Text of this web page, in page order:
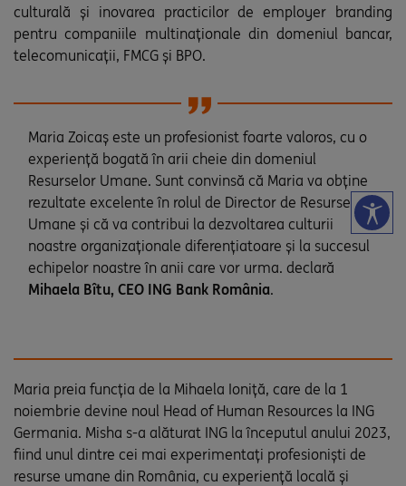
culturală și inovarea practicilor de employer branding
pentru companiile multinaționale din domeniul bancar,
telecomunicații, FMCG și BPO.
Maria Zoicaș este un profesionist foarte valoros, cu o
experiență bogată în arii cheie din domeniul
Resurselor Umane. Sunt convinsă că Maria va obține
rezultate excelente în rolul de Director de Resurse
Umane și că va contribui la dezvoltarea culturii
noastre organizaționale diferențiatoare și la succesul
echipelor noastre în anii care vor urma. declară
Mihaela Bîtu, CEO ING Bank România.
Maria preia funcția de la Mihaela Ioniţă, care de la 1
noiembrie devine noul Head of Human Resources la ING
Germania. Misha s-a alăturat ING la începutul anului 2023,
fiind unul dintre cei mai experimentaţi profesionişti de
resurse umane din România, cu experienţă locală şi